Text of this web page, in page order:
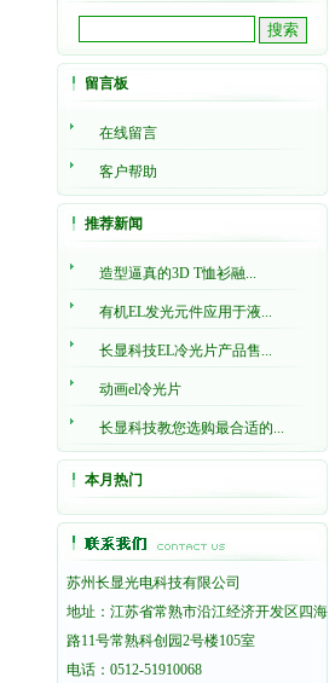
留言板
在线留言
客户帮助
推荐新闻
造型逼真的3D T恤衫融...
有机EL发光元件应用于液...
长显科技EL冷光片产品售...
动画el冷光片
长显科技教您选购最合适的...
本月热门
苏州长显光电科技有限公司
地址：江苏省常熟市沿江经济开发区四海
路11号常熟科创园2号楼105室
电话：0512-51910068